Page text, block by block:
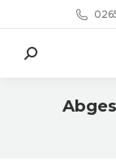
Search: